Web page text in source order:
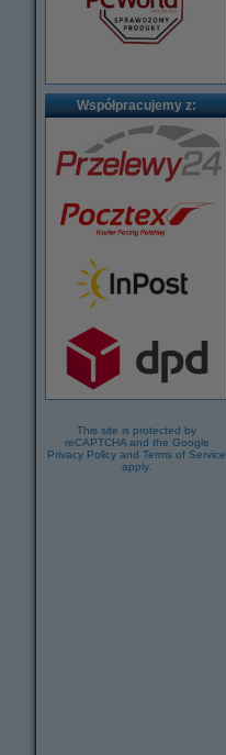
Współpracujemy z:
This site is protected by
reCAPTCHA and the Google
Privacy Policy and Terms of Service
apply.